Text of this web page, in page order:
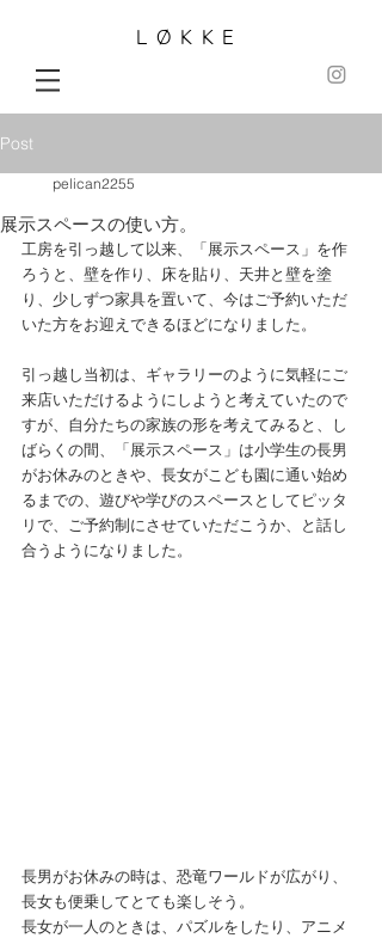
LØKKE
Post
展示スペースの使い方。
pelican2255
工房を引っ越して以来、「展示スペース」を作
ろうと、壁を作り、床を貼り、天井と壁を塗
り、少しずつ家具を置いて、今はご予約いただ
いた方をお迎えできるほどになりました。
引っ越し当初は、ギャラリーのように気軽にご
来店いただけるようにしようと考えていたので
すが、自分たちの家族の形を考えてみると、し
ばらくの間、「展示スペース」は小学生の長男
がお休みのときや、長女がこども園に通い始め
るまでの、遊びや学びのスペースとしてピッタ
リで、ご予約制にさせていただこうか、と話し
合うようになりました。
長男がお休みの時は、恐竜ワールドが広がり、
長女も便乗してとても楽しそう。
長女が一人のときは、パズルをしたり、アニメ